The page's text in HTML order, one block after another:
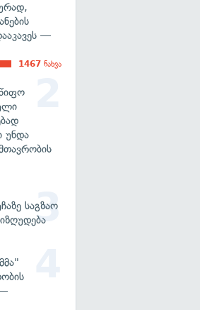
—
1467 ნახვა
უნდა
საგზაო